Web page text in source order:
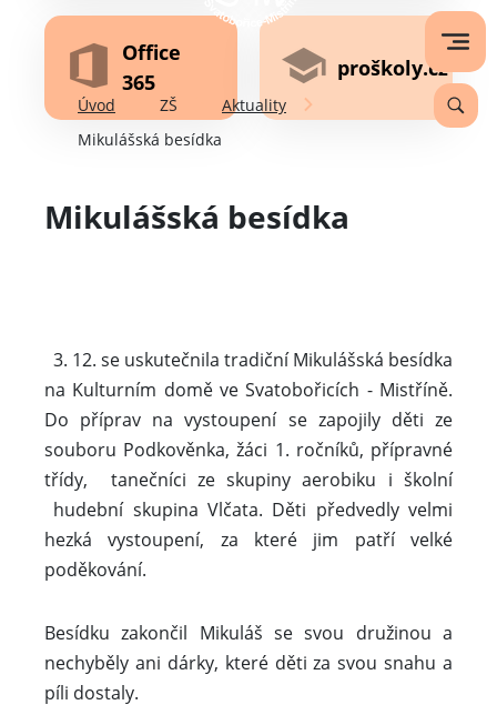
Office
365
proškoly.cz
Úvod ZŠ
Aktuality
Mikulášská besídka
Mikulášská besídka
3. 12. se uskutečnila tradiční Mikulášská besídka
na Kulturním domě ve Svatobořicích - Mistříně.
Do příprav na vystoupení se zapojily děti ze
souboru Podkověnka, žáci 1. ročníků, přípravné
třídy, tanečníci ze skupiny aerobiku i školní
hudební skupina Vlčata. Děti předvedly velmi
hezká vystoupení, za které jim patří velké
poděkování.
Besídku zakončil Mikuláš se svou družinou a
nechyběly ani dárky, které děti za svou snahu a
píli dostaly.